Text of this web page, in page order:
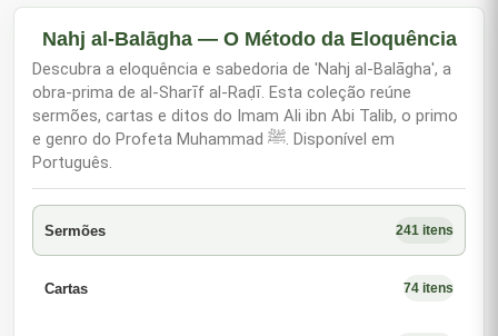
Nahj al-Balāgha — O Método da Eloquência
Descubra a eloquência e sabedoria de 'Nahj al-Balāgha', a
obra-prima de al-Sharīf al-Raḍī. Esta coleção reúne
sermões, cartas e ditos do Imam Ali ibn Abi Talib, o primo
e genro do Profeta Muhammad ﷺ. Disponível em
Português.
Sermões 241 itens
Cartas 74 itens